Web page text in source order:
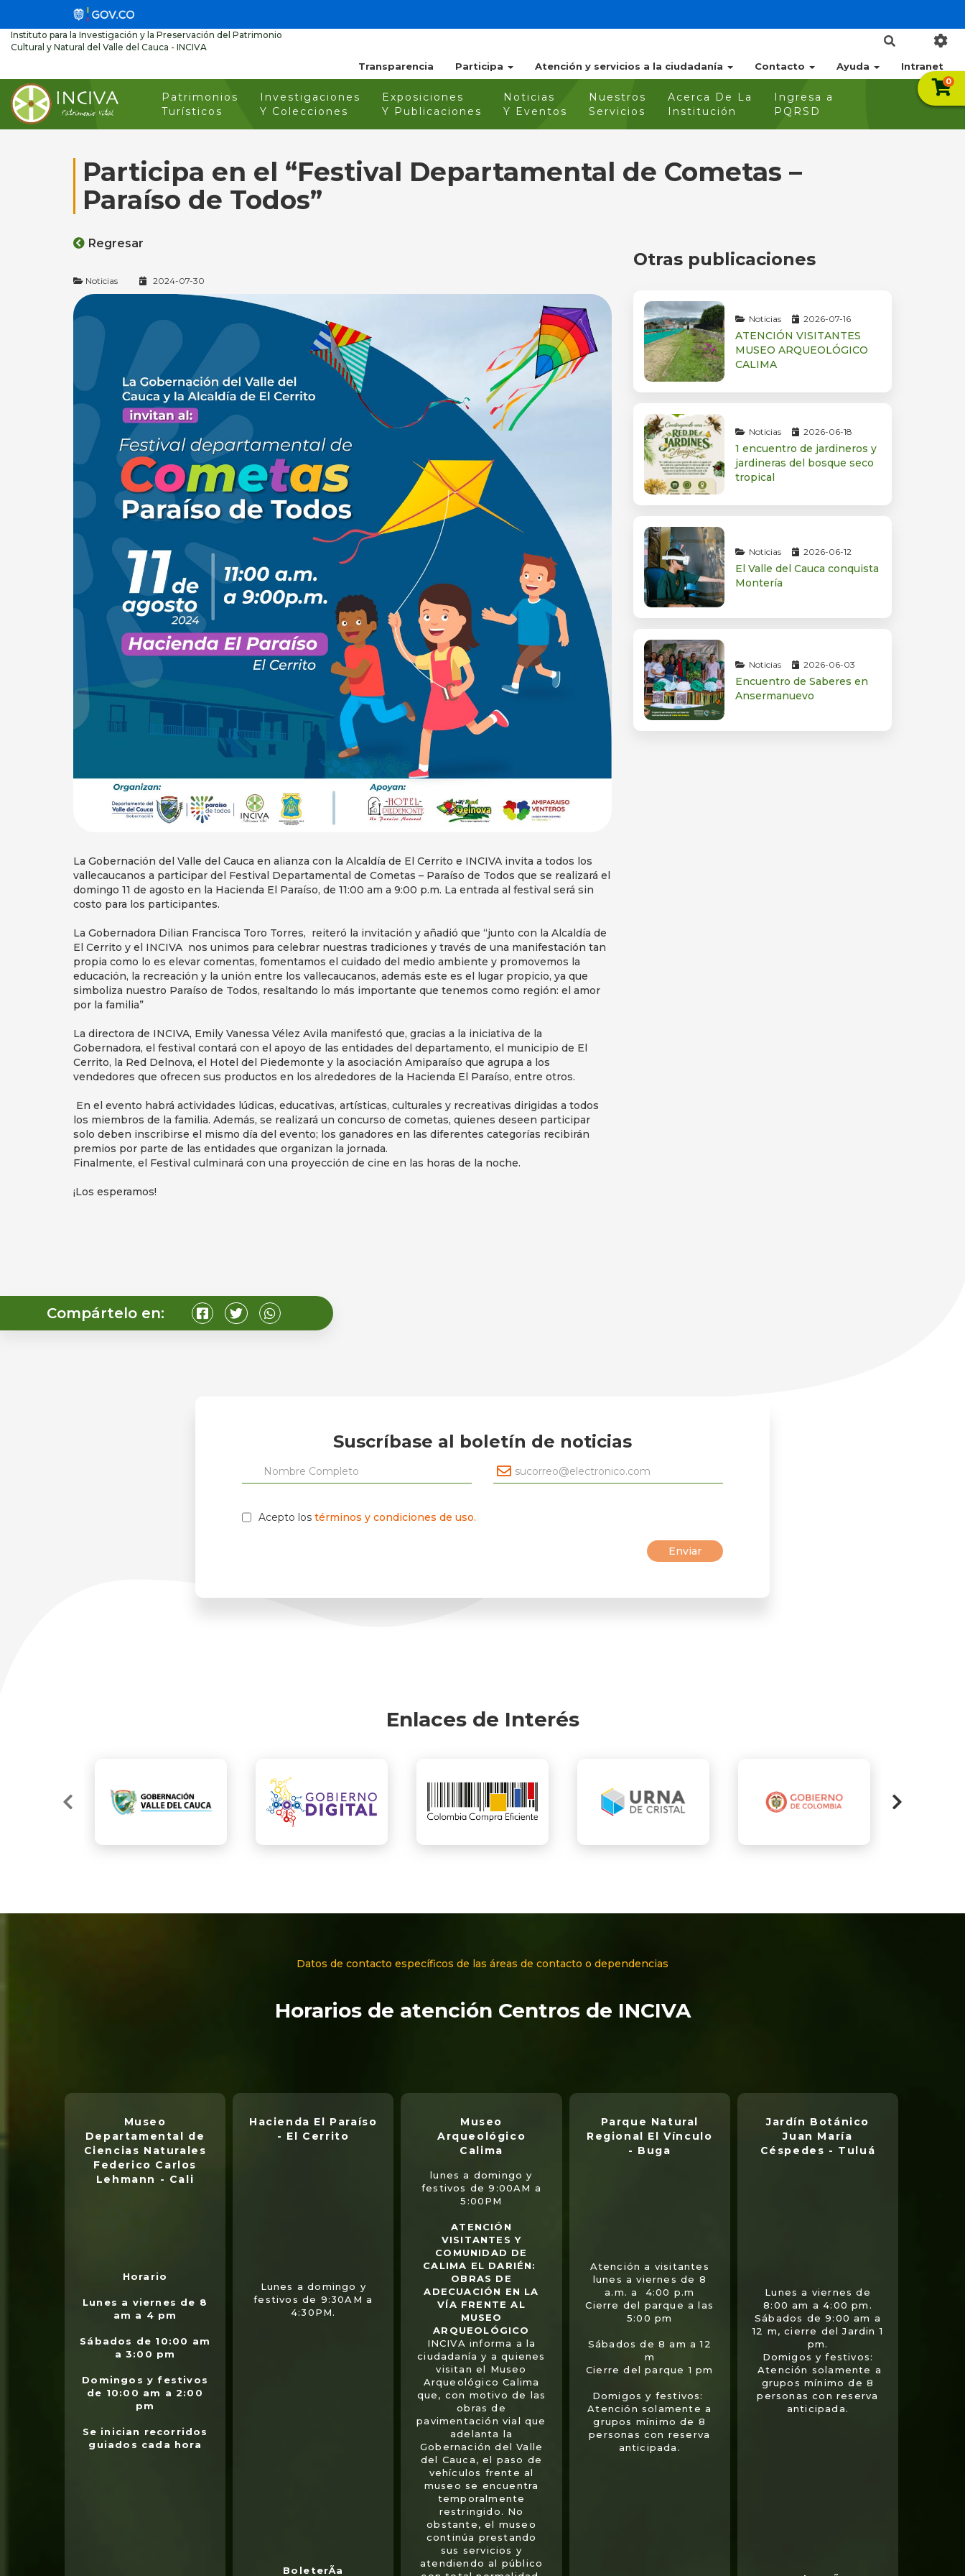
Instituto para la Investigación y la Preservación del Patrimonio
Cultural y Natural del Valle del Cauca - INCIVA
Transparencia Participa Atención y servicios a la ciudadanía Contacto Ayuda Intranet
Patrimonios
Turísticos
Investigaciones
Y Colecciones
Exposiciones
Y Publicaciones
Noticias
Y Eventos
Nuestros
Servicios
Acerca De La
Institución
Ingresa a
PQRSD
0
Participa en el “Festival Departamental de Cometas –
Paraíso de Todos”
Regresar
Noticias 2024-07-30
La Gobernación del Valle del Cauca en alianza con la Alcaldía de El Cerrito e INCIVA invita a todos los
vallecaucanos a participar del Festival Departamental de Cometas – Paraíso de Todos que se realizará el
domingo 11 de agosto en la Hacienda El Paraíso, de 11:00 am a 9:00 p.m. La entrada al festival será sin
costo para los participantes.
La Gobernadora Dilian Francisca Toro Torres, reiteró la invitación y añadió que “junto con la Alcaldía de
El Cerrito y el INCIVA nos unimos para celebrar nuestras tradiciones y través de una manifestación tan
propia como lo es elevar comentas, fomentamos el cuidado del medio ambiente y promovemos la
educación, la recreación y la unión entre los vallecaucanos, además este es el lugar propicio, ya que
simboliza nuestro Paraíso de Todos, resaltando lo más importante que tenemos como región: el amor
por la familia”
La directora de INCIVA, Emily Vanessa Vélez Avila manifestó que, gracias a la iniciativa de la
Gobernadora, el festival contará con el apoyo de las entidades del departamento, el municipio de El
Cerrito, la Red Delnova, el Hotel del Piedemonte y la asociación Amiparaíso que agrupa a los
vendedores que ofrecen sus productos en los alrededores de la Hacienda El Paraíso, entre otros.
En el evento habrá actividades lúdicas, educativas, artísticas, culturales y recreativas dirigidas a todos
los miembros de la familia. Además, se realizará un concurso de cometas, quienes deseen participar
solo deben inscribirse el mismo día del evento; los ganadores en las diferentes categorías recibirán
premios por parte de las entidades que organizan la jornada.
Finalmente, el Festival culminará con una proyección de cine en las horas de la noche.
¡Los esperamos!
Otras publicaciones
Noticias 2026-07-16
ATENCIÓN VISITANTES
MUSEO ARQUEOLÓGICO
CALIMA
Noticias 2026-06-18
1 encuentro de jardineros y
jardineras del bosque seco
tropical
Noticias 2026-06-12
El Valle del Cauca conquista
Montería
Noticias 2026-06-03
Encuentro de Saberes en
Ansermanuevo
Compártelo en:
Suscríbase al boletín de noticias
Acepto los términos y condiciones de uso.
Enlaces de Interés
Datos de contacto específicos de las áreas de contacto o dependencias
Horarios de atención Centros de INCIVA
Museo
Departamental de
Ciencias Naturales
Federico Carlos
Lehmann - Cali
Horario
Lunes a viernes de 8
am a 4 pm
Sábados de 10:00 am
a 3:00 pm
Domingos y festivos
de 10:00 am a 2:00
pm
Se inician recorridos
guiados cada hora
Hacienda El Paraíso
- El Cerrito
Lunes a domingo y
festivos de 9:30AM a
4:30PM.
Museo
Arqueológico
Calima
lunes a domingo y
festivos de 9:00AM a
5:00PM
ATENCIÓN
VISITANTES Y
COMUNIDAD DE
CALIMA EL DARIÉN:
OBRAS DE
ADECUACIÓN EN LA
VÍA FRENTE AL
MUSEO
ARQUEOLÓGICO
INCIVA informa a la
ciudadanía y a quienes
visitan el Museo
Arqueológico Calima
que, con motivo de las
obras de
pavimentación vial que
adelanta la
Gobernación del Valle
del Cauca, el paso de
vehículos frente al
museo se encuentra
temporalmente
restringido. No
obstante, el museo
continúa prestando
sus servicios y
atendiendo al público
Parque Natural
Regional El Vínculo
- Buga
Atención a visitantes
lunes a viernes de 8
a.m. a 4:00 p.m
Cierre del parque a las
5:00 pm
Sábados de 8 am a 12
m
Cierre del parque 1 pm
Domigos y festivos:
Atención solamente a
grupos mínimo de 8
personas con reserva
anticipada.
Jardín Botánico
Juan María
Céspedes - Tuluá
Lunes a viernes de
8:00 am a 4:00 pm.
Sábados de 9:00 am a
12 m, cierre del Jardin 1
pm.
Domigos y festivos:
Atención solamente a
grupos mínimo de 8
personas con reserva
anticipada.